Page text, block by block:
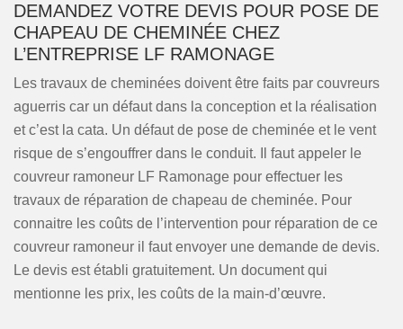
DEMANDEZ VOTRE DEVIS POUR POSE DE
CHAPEAU DE CHEMINÉE CHEZ
L’ENTREPRISE LF RAMONAGE
Les travaux de cheminées doivent être faits par couvreurs
aguerris car un défaut dans la conception et la réalisation
et c’est la cata. Un défaut de pose de cheminée et le vent
risque de s’engouffrer dans le conduit. Il faut appeler le
couvreur ramoneur LF Ramonage pour effectuer les
travaux de réparation de chapeau de cheminée. Pour
connaitre les coûts de l’intervention pour réparation de ce
couvreur ramoneur il faut envoyer une demande de devis.
Le devis est établi gratuitement. Un document qui
mentionne les prix, les coûts de la main-d’œuvre.